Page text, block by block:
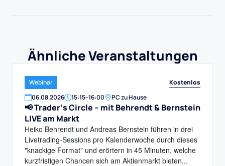
Ähnliche Veranstaltungen
Webinar
Kostenlos
06.08.2026 15:15–16:00 PC zu Hause
📢 Trader‘s Circle – mit Behrendt & Bernstein
LIVE am Markt
Heiko Behrendt und Andreas Bernstein führen in drei
Livetrading-Sessions pro Kalenderwoche durch dieses
"knackige Format" und erörtern in 45 Minuten, welche
kurzfristigen Chancen sich am Aktienmarkt bieten...